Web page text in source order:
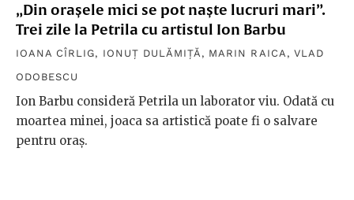
„Din orașele mici se pot naște lucruri mari”.
Trei zile la Petrila cu artistul Ion Barbu
IOANA CÎRLIG, IONUȚ DULĂMIȚĂ , MARIN RAICA , VLAD
ODOBESCU
Ion Barbu consideră Petrila un laborator viu. Odată cu
moartea minei, joaca sa artistică poate fi o salvare
pentru oraș.